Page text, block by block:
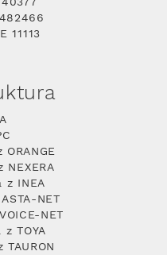
11113
z INEA
NET
NET
TOYA